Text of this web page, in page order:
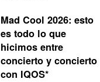
Mad Cool 2026: esto
es todo lo que
hicimos entre
concierto y concierto
con IQOS*